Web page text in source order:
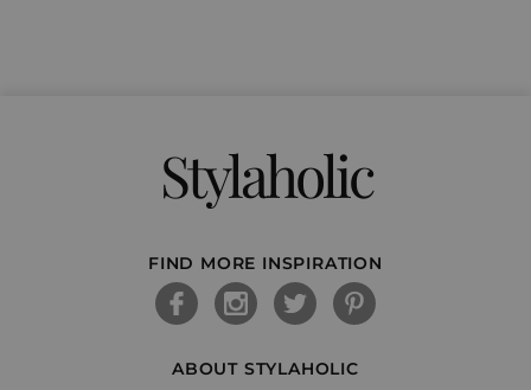
Stylaholic
FIND MORE INSPIRATION
ABOUT STYLAHOLIC